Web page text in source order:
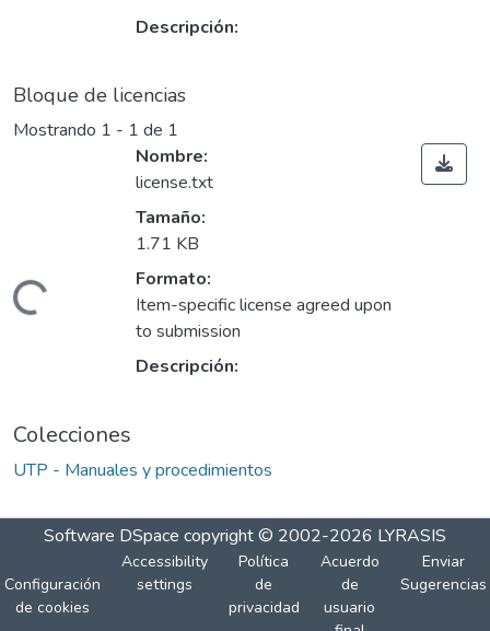
Descripción:
Bloque de licencias
Mostrando 1 - 1 de 1
Nombre:
license.txt
Tamaño:
1.71 KB
Formato:
Item-specific license agreed upon
to submission
Descripción:
Colecciones
UTP - Manuales y procedimientos
Software DSpace copyright © 2002-2026 LYRASIS
Configuración
de cookies
Accessibility
settings
Política
de
privacidad
Acuerdo
de
usuario
Enviar
Sugerencias